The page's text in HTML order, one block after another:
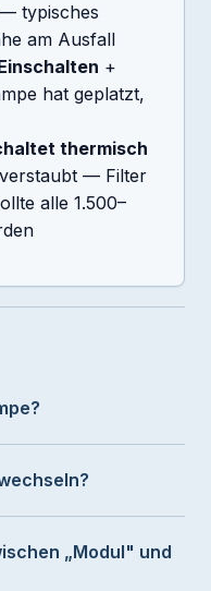
typisches
am Ausfall
+
hat geplatzt,
thermisch
— Filter
alle 1.500–
„Modul" und